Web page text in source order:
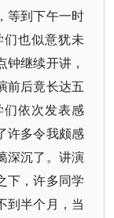
等到下午一时
也似意犹未
继续开讲，
前后竟长达五
依次发表感
许多令我颇感
深沉了。讲演
下，许多同学
到半个月，当